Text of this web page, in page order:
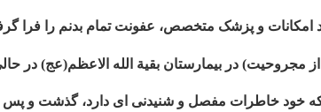
عفونت تمام بدنم را فرا گرفت و نهایتا پس از 6 روز من را با آمبولانس صلیب
مجروحیت) در بیمارستان بقیة الله الاعظم(عج) در
مفصل و شنیدنی ای دارد، گذشت و پس از 47 روز من را به خانه منتقل